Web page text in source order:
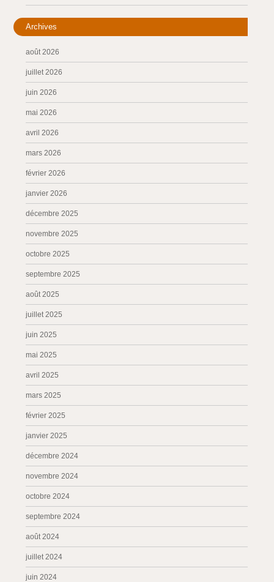
Archives
août 2026
juillet 2026
juin 2026
mai 2026
avril 2026
mars 2026
février 2026
janvier 2026
décembre 2025
novembre 2025
octobre 2025
septembre 2025
août 2025
juillet 2025
juin 2025
mai 2025
avril 2025
mars 2025
février 2025
janvier 2025
décembre 2024
novembre 2024
octobre 2024
septembre 2024
août 2024
juillet 2024
juin 2024